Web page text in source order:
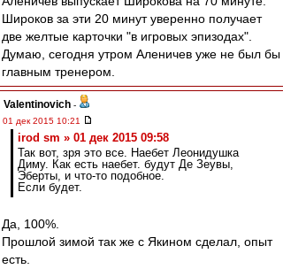
Широков за эти 20 минут уверенно получает
две желтые карточки "в игровых эпизодах".
Думаю, сегодня утром Аленичев уже не был бы
главным тренером.
Valentinovich -
01 дек 2015 10:21
irod sm » 01 дек 2015 09:58
Так вот, зря это все. Наебет Леонидушка
Диму. Как есть наебет. будут Де Зеувы,
Эберты, и что-то подобное.
Если будет.
Да, 100%.
Прошлой зимой так же с Якином сделал, опыт
есть.